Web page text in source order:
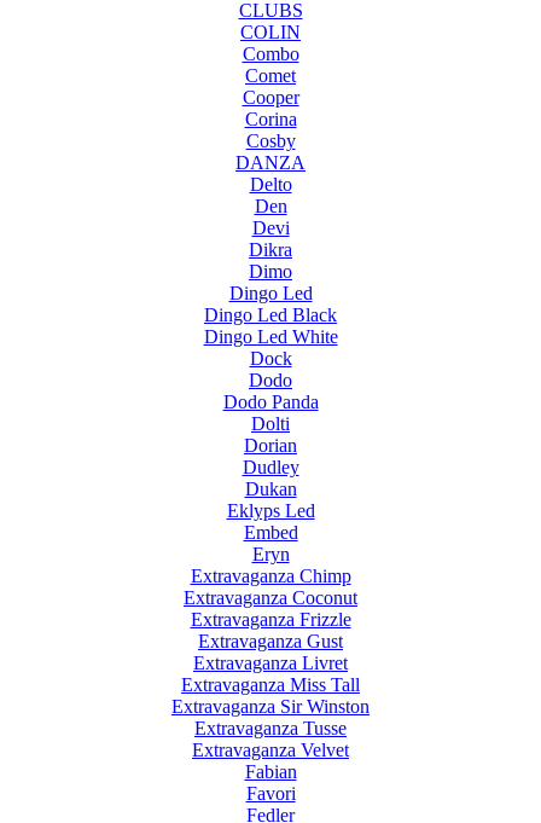
CLUBS
COLIN
Combo
Comet
Cooper
Corina
Cosby
DANZA
Delto
Den
Devi
Dikra
Dimo
Dingo Led
Dingo Led Black
Dingo Led White
Dock
Dodo
Dodo Panda
Dolti
Dorian
Dudley
Dukan
Eklyps Led
Embed
Eryn
Extravaganza Chimp
Extravaganza Coconut
Extravaganza Frizzle
Extravaganza Gust
Extravaganza Livret
Extravaganza Miss Tall
Extravaganza Sir Winston
Extravaganza Tusse
Extravaganza Velvet
Fabian
Favori
Fedler